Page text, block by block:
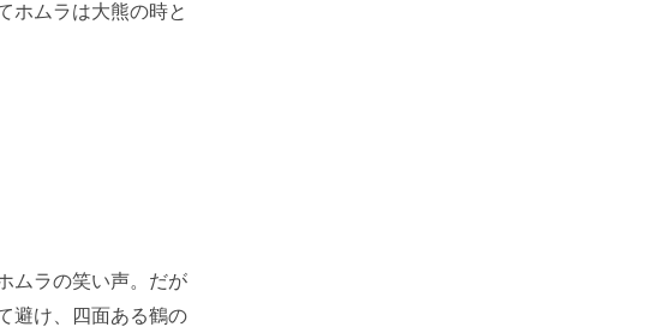
ホムラは大熊の時と
ムラの笑い声。だが
避け、四面ある鶴の